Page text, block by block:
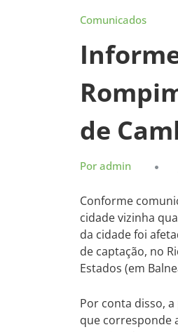
Comunicados
de
Por admin
Conforme
cidade vizinha
da cidade foi
de captação, no
Estados (em
Por conta disso,
que corresponde